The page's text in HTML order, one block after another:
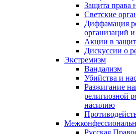
Защита права
Светские
Диффамация
организаций
Акции в
Дискуссии о
Экстремизм
Вандализм
Убийства и
Разжигание
религиозной
насилию
Русская